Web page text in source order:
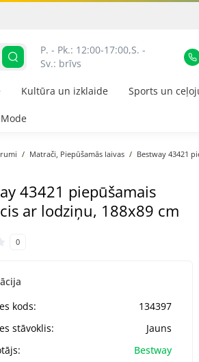
P. - Pk.: 12:00-17:00,S. -
Sv.: brīvs
Kultūra un izklaide Sports un
Mode
Matrači, Piepūšamās laivas Bestway 43421
43421 piepūšamais
ar lodziņu, 188x89 cm
0
kods:
134397
stāvoklis:
Jauns
Bestway